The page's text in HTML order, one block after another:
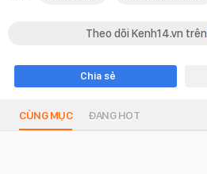
Theo dõi Kenh14.vn trên
Chia sẻ
CÙNG MỤC ĐANG HOT